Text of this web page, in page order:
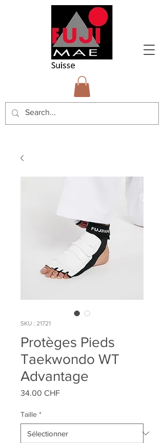
SKU : 21721
Protèges Pieds
Taekwondo WT
Advantage
34.00 CHFPrix
Taille *